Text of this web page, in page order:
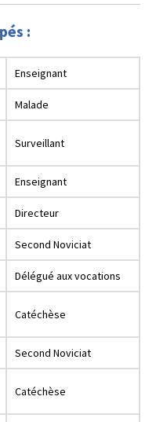
:
Enseignant
Malade
Surveillant
Enseignant
Directeur
Second Noviciat
Délégué aux vocations
Catéchèse
Second Noviciat
Catéchèse